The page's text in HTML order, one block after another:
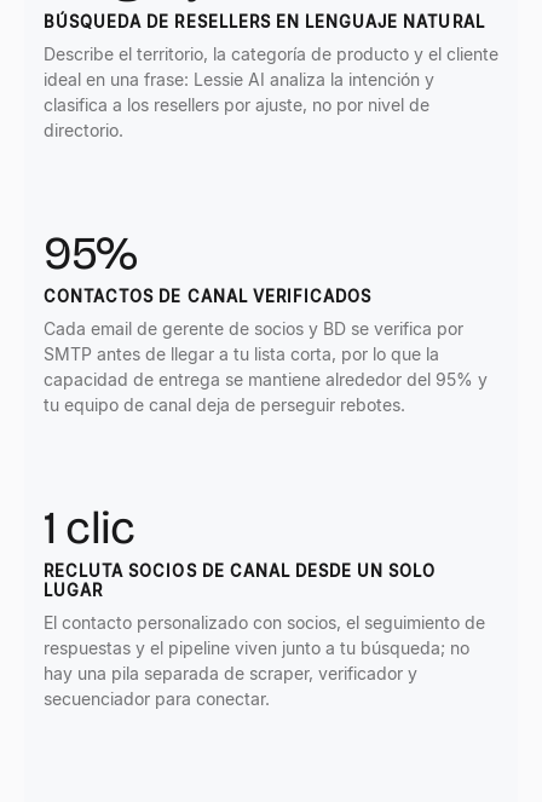
BÚSQUEDA DE RESELLERS EN LENGUAJE NATURAL
Describe el territorio, la categoría de producto y el cliente
ideal en una frase: Lessie AI analiza la intención y
clasifica a los resellers por ajuste, no por nivel de
directorio.
95%
CONTACTOS DE CANAL VERIFICADOS
Cada email de gerente de socios y BD se verifica por
SMTP antes de llegar a tu lista corta, por lo que la
capacidad de entrega se mantiene alrededor del 95% y
tu equipo de canal deja de perseguir rebotes.
1 clic
RECLUTA SOCIOS DE CANAL DESDE UN SOLO
LUGAR
El contacto personalizado con socios, el seguimiento de
respuestas y el pipeline viven junto a tu búsqueda; no
hay una pila separada de scraper, verificador y
secuenciador para conectar.